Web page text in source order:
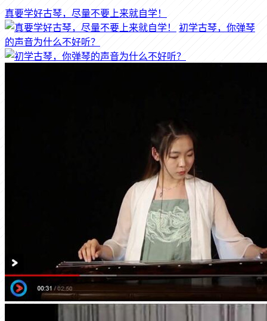
真要学好古琴，尽量不要上来就自学！
初学古琴，你弹琴
的声音为什么不好听？